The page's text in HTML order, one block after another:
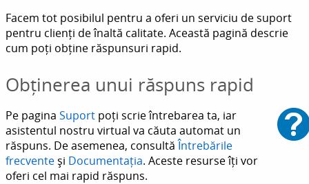
Facem tot posibilul pentru a oferi un serviciu de suport
pentru clienți de înaltă calitate. Această pagină descrie
cum poți obține răspunsuri rapid.
Obținerea unui răspuns rapid
Pe pagina Suport poți scrie întrebarea ta, iar
asistentul nostru virtual va căuta automat un
răspuns. De asemenea, consultăÎntrebările
frecventeși Documentația. Aceste resurse îți vor
oferi cel mai rapid răspuns.